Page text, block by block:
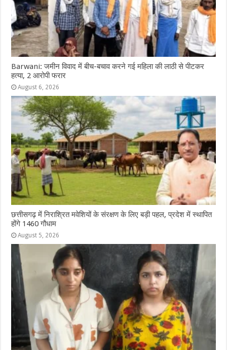
Barwani: जमीन विवाद में बीच-बचाव करने गई महिला की लाठी से पीटकर
हत्या, 2 आरोपी फरार
August 6, 2026
छत्तीसगढ़ में निराश्रित मवेशियों के संरक्षण के लिए बड़ी पहल, प्रदेश में स्थापित
होंगे 1460 गौधाम
August 5, 2026